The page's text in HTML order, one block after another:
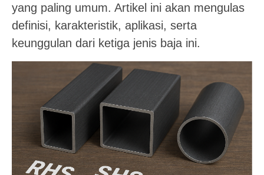
yang paling umum. Artikel ini akan mengulas
definisi, karakteristik, aplikasi, serta
keunggulan dari ketiga jenis baja ini.